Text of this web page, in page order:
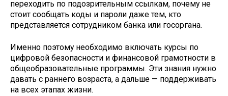
переходить по подозрительным ссылкам, почему не
стоит сообщать коды и пароли даже тем, кто
представляется сотрудником банка или госоргана.
Именно поэтому необходимо включать курсы по
цифровой безопасности и финансовой грамотности в
общеобразовательные программы. Эти знания нужно
давать с раннего возраста, а дальше — поддерживать
на всех этапах жизни.